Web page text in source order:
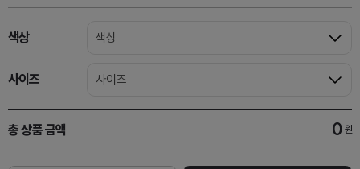
색상 색상
사이즈 사이즈
총 상품 금액 0 원